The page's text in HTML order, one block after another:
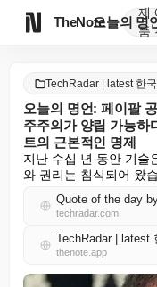
TheNote
제
품
TechRadar | latest 한
오늘의 명언: 페이팔
주주의가 양립 가능
트의 근본적인 명제
지난 수십 년 동안 기술
와 권리는 침식되어 왔
techradar.com
TechRadar | latest
thenote.app